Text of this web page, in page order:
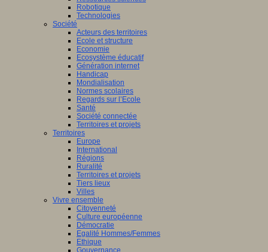
Robotique
Technologies
Société
Acteurs des territoires
Ecole et structure
Economie
Ecosystème éducatif
Génération internet
Handicap
Mondialisation
Normes scolaires
Regards sur l’Ecole
Santé
Société connectée
Territoires et projets
Territoires
Europe
International
Régions
Ruralité
Territoires et projets
Tiers lieux
Villes
Vivre ensemble
Citoyenneté
Culture européenne
Démocratie
Egalité Hommes/Femmes
Ethique
Gouvernance